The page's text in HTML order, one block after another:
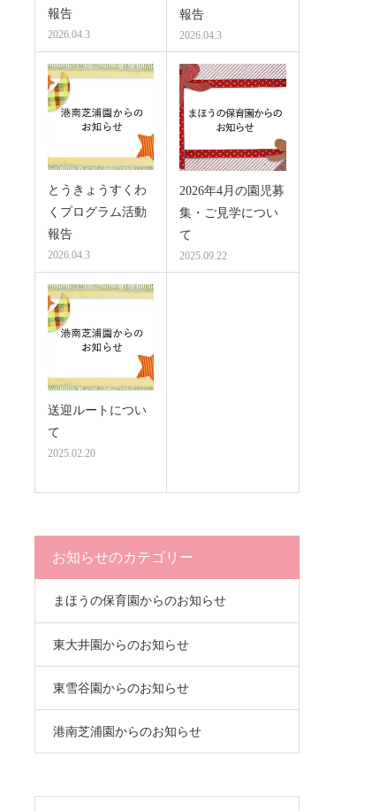
報告
2026.04.3
報告
2026.04.3
とうきょうすくわ
くプログラム活動
報告
2026.04.3
2026年4月の園児募
集・ご見学につい
て
2025.09.22
送迎ルートについ
て
2025.02.20
お知らせのカテゴリー
まほうの保育園からのお知らせ
東大井園からのお知らせ
東雪谷園からのお知らせ
港南芝浦園からのお知らせ